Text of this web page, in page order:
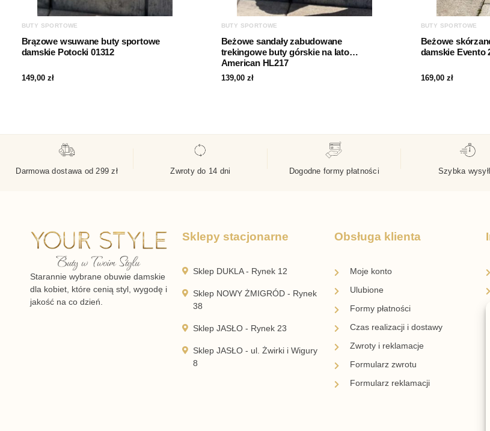
BUTY SPORTOWE
Brązowe wsuwane buty sportowe
damskie Potocki 01312
149,00 zł
BUTY SPORTOWE
Beżowe sandały zabudowane
trekingowe buty górskie na lato
American HL217
139,00 zł
BUTY SPORTOWE
Beżowe
damskie Evento
169,00 zł
Darmowa dostawa od 299 zł Zwroty do 14 dni Dogodne formy płatności Szybka
Starannie wybrane obuwie damskie
dla kobiet, które cenią styl, wygodę i
jakość na co dzień.
Sklepy stacjonarne
Sklep DUKLA - Rynek 12
Sklep NOWY ŻMIGRÓD - Rynek
38
Sklep JASŁO - Rynek 23
Sklep JASŁO - ul. Żwirki i Wigury
8
Obsługa klienta
Moje konto
Ulubione
Formy płatności
Czas realizacji i dostawy
Zwroty i reklamacje
Formularz zwrotu
Formularz reklamacji